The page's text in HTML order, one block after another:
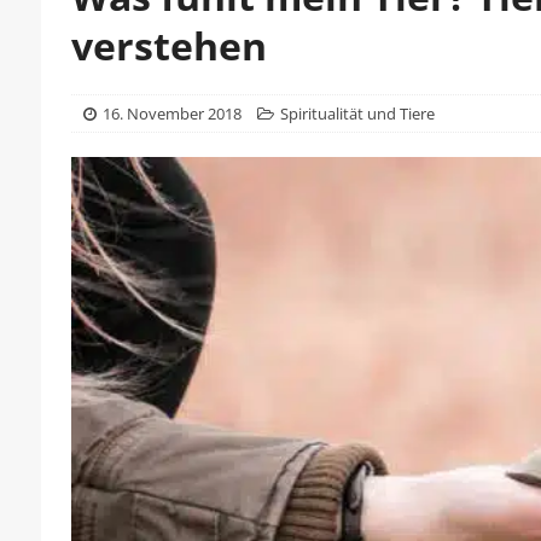
verstehen
16. November 2018 Spiritualität und Tiere